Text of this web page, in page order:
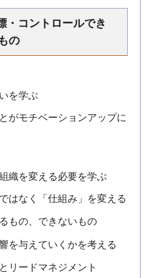
・コントロールでき
の
を学ぶ
がモチベーションアップに
織を変える必要を学ぶ
はなく「仕組み」を変える
もの、できないもの
を与えていくかを考える
リードマネジメント